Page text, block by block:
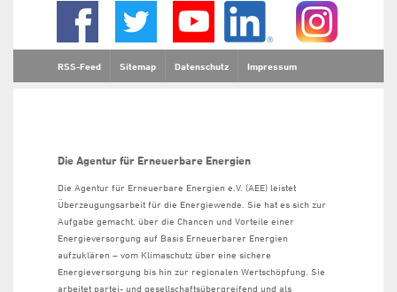
RSS-Feed Sitemap Datenschutz Impressum
Die Agentur für Erneuerbare Energien
Die Agentur für Erneuerbare Energien e.V. (AEE) leistet
Überzeugungsarbeit für die Energiewende. Sie hat es sich zur
Aufgabe gemacht, über die Chancen und Vorteile einer
Energieversorgung auf Basis Erneuerbarer Energien
aufzuklären – vom Klimaschutz über eine sichere
Energieversorgung bis hin zur regionalen Wertschöpfung. Sie
arbeitet partei- und gesellschaftsübergreifend und als